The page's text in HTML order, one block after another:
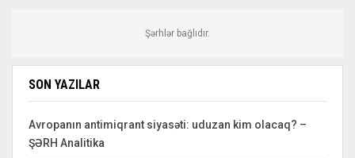
Şərhlər bağlıdır.
SON YAZILAR
Avropanın antimiqrant siyasəti: uduzan kim olacaq? –
ŞƏRH Analitika